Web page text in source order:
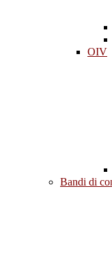
OIV
Bandi di